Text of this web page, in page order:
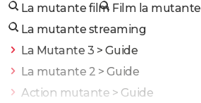
FORUM
Bricolage
Lifestyle
Culture
Sport
Auto
Television
Voyage
Cinema
La mutante film Film la mutante
La mutante streaming
La Mutante 3 > Guide
La mutante 2 > Guide
Action mutante > Guide